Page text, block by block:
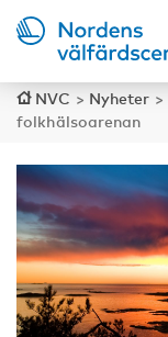
NVC > Nyheter >
folkhälsoarenan